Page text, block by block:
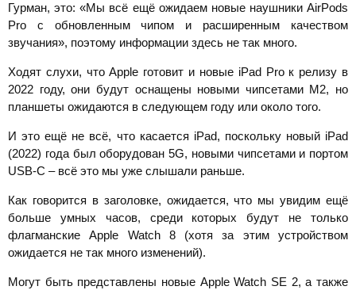
Гурман, это: «Мы всё ещё ожидаем новые наушники AirPods
Pro с обновленным чипом и расширенным качеством
звучания», поэтому информации здесь не так много.
Ходят слухи, что Apple готовит и новые iPad Pro к релизу в
2022 году, они будут оснащены новыми чипсетами M2, но
планшеты ожидаются в следующем году или около того.
И это ещё не всё, что касается iPad, поскольку новый iPad
(2022) года был оборудован 5G, новыми чипсетами и портом
USB-C – всё это мы уже слышали раньше.
Как говорится в заголовке, ожидается, что мы увидим ещё
больше умных часов, среди которых будут не только
флагманские Apple Watch 8 (хотя за этим устройством
ожидается не так много изменений).
Могут быть представлены новые Apple Watch SE 2, а также